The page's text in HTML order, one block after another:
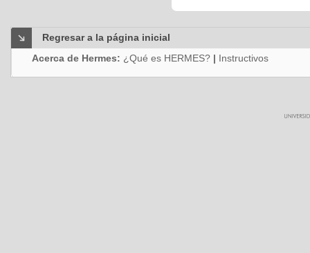
Regresar a la página inicial
Acerca de Hermes: ¿Qué es HERMES? | Instructivos